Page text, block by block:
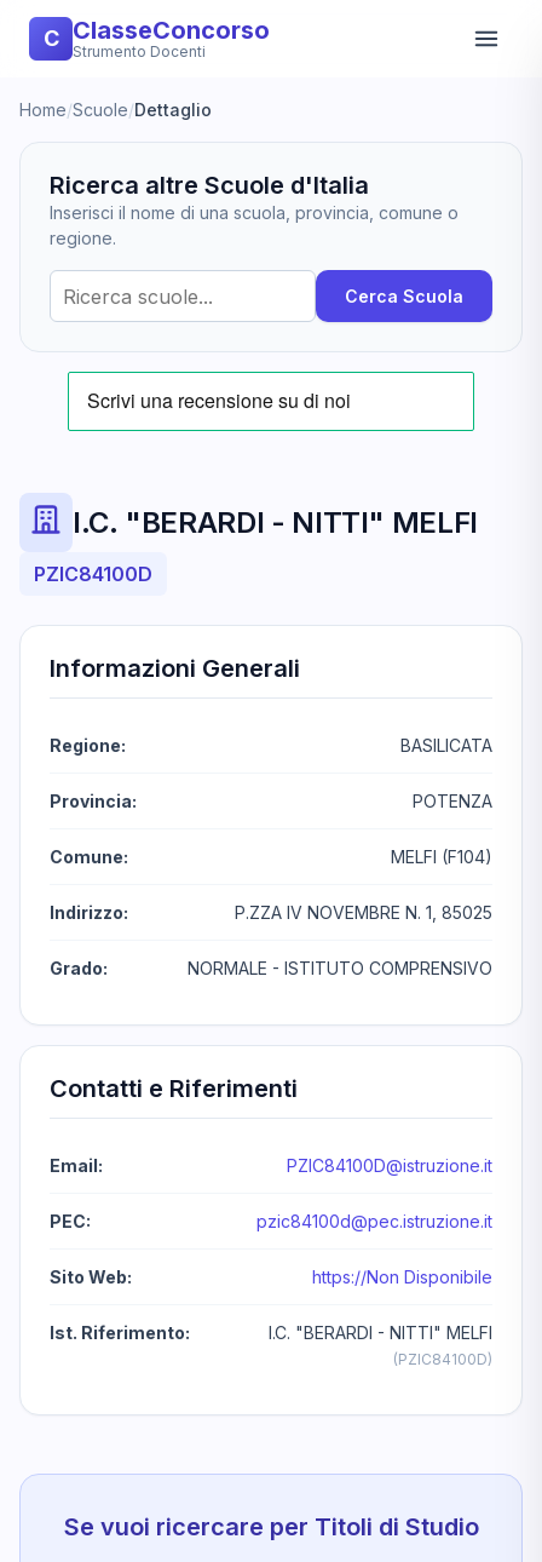
C ClasseConcorso
Strumento Docenti
Home/Scuole/Dettaglio
Ricerca altre Scuole d'Italia
Inserisci il nome di una scuola, provincia, comune o
regione.
Cerca Scuola
I.C. "BERARDI - NITTI" MELFI
PZIC84100D
Informazioni Generali
Regione: BASILICATA
Provincia: POTENZA
Comune: MELFI (F104)
Indirizzo: P.ZZA IV NOVEMBRE N. 1, 85025
Grado: NORMALE - ISTITUTO COMPRENSIVO
Contatti e Riferimenti
Email: PZIC84100D@istruzione.it
PEC: pzic84100d@pec.istruzione.it
Sito Web: https://Non Disponibile
Ist. Riferimento: I.C. "BERARDI - NITTI" MELFI
(PZIC84100D)
Se vuoi ricercare per Titoli di Studio